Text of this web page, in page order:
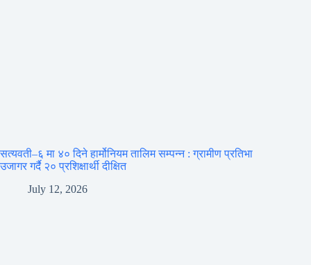
सत्यवती–६ मा ४० दिने हार्मोनियम तालिम सम्पन्न : ग्रामीण प्रतिभा
उजागर गर्दै २० प्रशिक्षार्थी दीक्षित
July 12, 2026